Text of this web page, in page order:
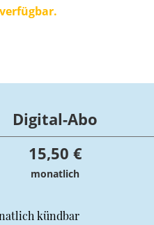
Digital-Abo
15,50 €
monatlich
kündbar